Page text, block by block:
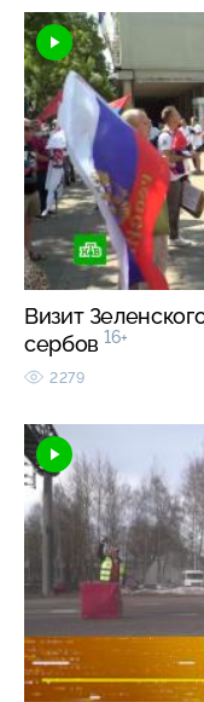
Визит
сербов 16+
2279